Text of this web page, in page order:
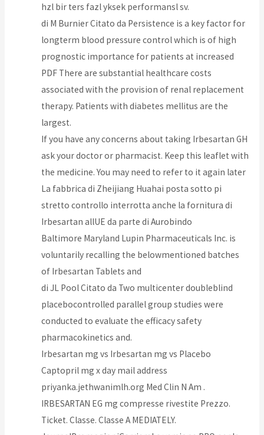
hzl bir ters fazl yksek performansl sv.
di M Burnier Citato da Persistence is a key factor for
longterm blood pressure control which is of high
prognostic importance for patients at increased
PDF There are substantial healthcare costs
associated with the provision of renal replacement
therapy. Patients with diabetes mellitus are the
largest.
If you have any concerns about taking Irbesartan GH
ask your doctor or pharmacist. Keep this leaflet with
the medicine. You may need to refer to it again later
La fabbrica di Zheijiang Huahai posta sotto pi
stretto controllo interrotta anche la fornitura di
Irbesartan allUE da parte di Aurobindo
Baltimore Maryland Lupin Pharmaceuticals Inc. is
voluntarily recalling the belowmentioned batches
of Irbesartan Tablets and
di JL Pool Citato da Two multicenter doubleblind
placebocontrolled parallel group studies were
conducted to evaluate the efficacy safety
pharmacokinetics and.
Irbesartan mg vs Irbesartan mg vs Placebo
Captopril mg x day mail address
priyanka.jethwanimlh.org Med Clin N Am .
IRBESARTAN EG mg compresse rivestite Prezzo.
Ticket. Classe. Classe A MEDIATELY.